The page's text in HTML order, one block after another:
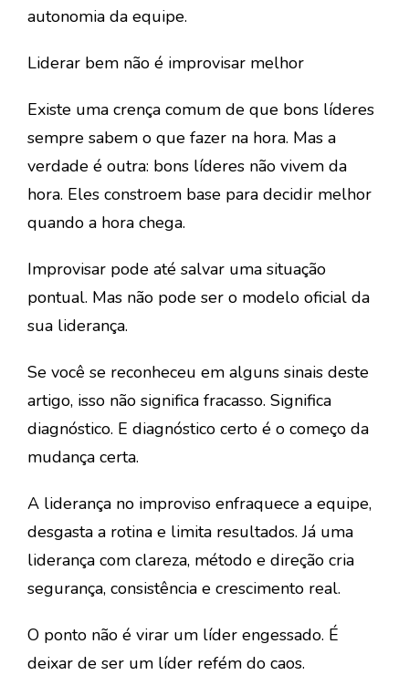
autonomia da equipe.
Liderar bem não é improvisar melhor
Existe uma crença comum de que bons líderes
sempre sabem o que fazer na hora. Mas a
verdade é outra: bons líderes não vivem da
hora. Eles constroem base para decidir melhor
quando a hora chega.
Improvisar pode até salvar uma situação
pontual. Mas não pode ser o modelo oficial da
sua liderança.
Se você se reconheceu em alguns sinais deste
artigo, isso não significa fracasso. Significa
diagnóstico. E diagnóstico certo é o começo da
mudança certa.
A liderança no improviso enfraquece a equipe,
desgasta a rotina e limita resultados. Já uma
liderança com clareza, método e direção cria
segurança, consistência e crescimento real.
O ponto não é virar um líder engessado. É
deixar de ser um líder refém do caos.